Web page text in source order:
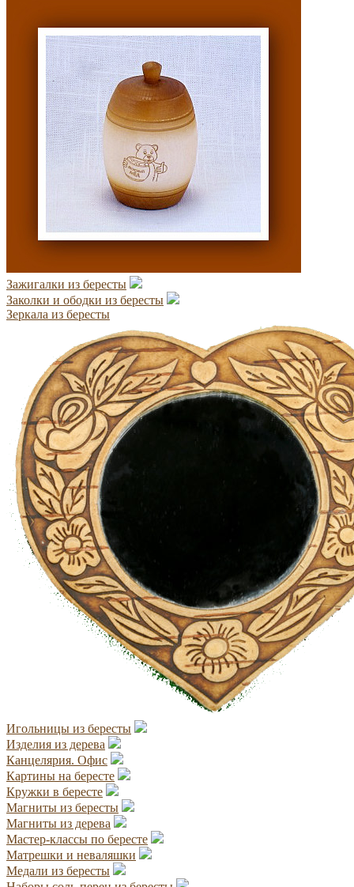
Зажигалки из бересты
Заколки и ободки из бересты
Зеркала из бересты
Игольницы из бересты
Изделия из дерева
Канцелярия. Офис
Картины на бересте
Кружки в бересте
Магниты из бересты
Магниты из дерева
Мастер-классы по бересте
Матрешки и неваляшки
Медали из бересты